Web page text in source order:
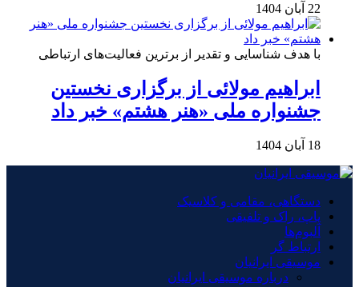
22 آبان 1404
با هدف شناسایی و تقدیر از برترین فعالیت‌های ارتباطی
ابراهیم مولائی از برگزاری نخستین
جشنواره ملی «هنر هشتم» خبر داد
18 آبان 1404
دستگاهی، مقامی و کلاسیک
پاپ، راک و تلفیقی
آلبوم‌ها
ارتباط گر
موسیقی ایرانیان
درباره موسیقی ایرانیان